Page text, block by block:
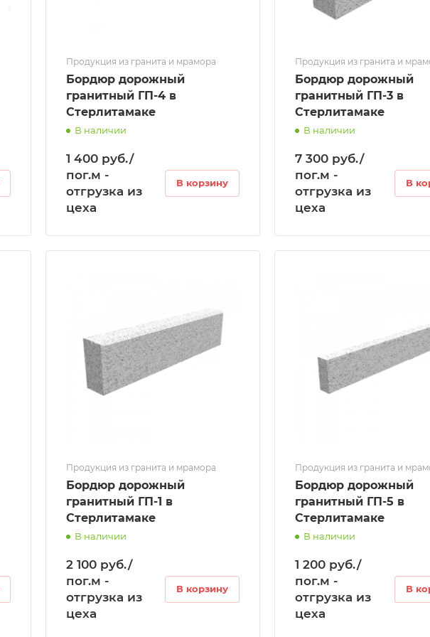
Продукция из гранита и мрамора
Бордюр дорожный
гранитный ГП-4 в
Стерлитамаке
В наличии
1 400 руб./
пог.м -
отгрузка из
цеха
В корзину
Продукция из гранита и
Бордюр дорожный
гранитный ГП-3 в
Стерлитамаке
В наличии
7 300 руб./
пог.м -
отгрузка из
цеха
В
Продукция из гранита и мрамора
Бордюр дорожный
гранитный ГП-1 в
Стерлитамаке
В наличии
2 100 руб./
пог.м -
отгрузка из
цеха
В корзину
Продукция из гранита и
Бордюр дорожный
гранитный ГП-5 в
Стерлитамаке
В наличии
1 200 руб./
пог.м -
отгрузка из
цеха
В